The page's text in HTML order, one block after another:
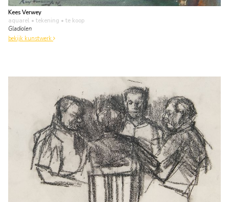
Kees Verwey
aquarel • tekening • te koop
Gladiolen
bekijk kunstwerk